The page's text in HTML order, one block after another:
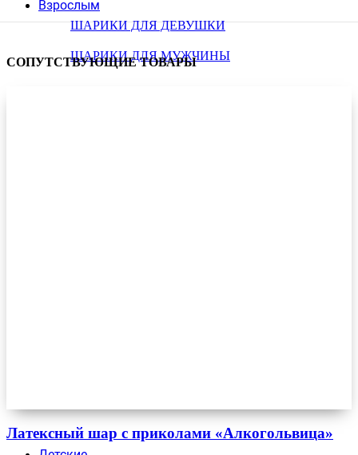
Взрослым
ШАРИКИ ДЛЯ ДЕВУШКИ
ШАРИКИ ДЛЯ МУЖЧИНЫ
СОПУТСТВУЮЩИЕ ТОВАРЫ
Латексный шар с приколами «Алкогольвица»